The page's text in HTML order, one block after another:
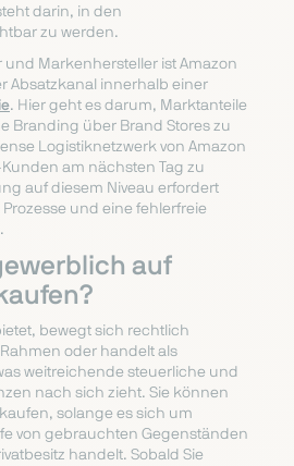
darin, in den
zu werden.
und Markenhersteller ist Amazon
Absatzkanal innerhalb einer
. Hier geht es darum, Marktanteile
Branding über Brand Stores zu
Logistiknetzwerk von Amazon
am nächsten Tag zu
auf diesem Niveau erfordert
und eine fehlerfreie
auf
bewegt sich rechtlich
oder handelt als
weitreichende steuerliche und
nach sich zieht. Sie können
solange es sich um
von gebrauchten Gegenständen
handelt. Sobald Sie